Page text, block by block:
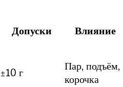
Допуски Влияние
±10 г
Пар, подъём,
корочка